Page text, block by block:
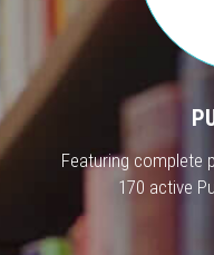
Featuring complete
170 active